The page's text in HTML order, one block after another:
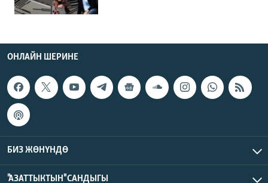
ОНЛАЙН ШЕРИНЕ
БИЗ ЖӨНҮНДӨ
"АЗАТТЫКТЫН" САНДЫГЫ